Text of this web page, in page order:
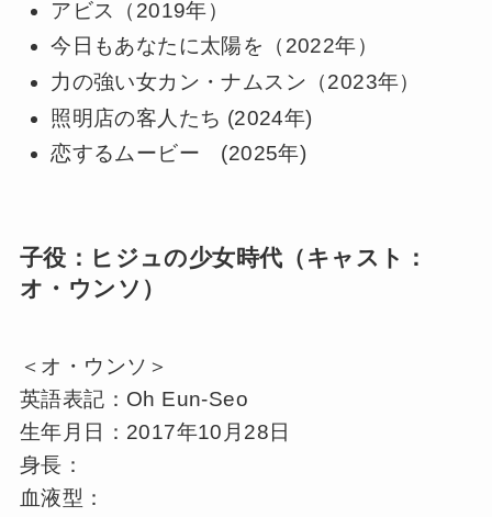
アビス（2019年）
今日もあなたに太陽を（2022年）
力の強い女カン・ナムスン（2023年）
照明店の客人たち (2024年)
恋するムービー (2025年)
子役：ヒジュの少女時代（キャスト：
オ・ウンソ）
＜オ・ウンソ＞
英語表記：Oh Eun-Seo
生年月日：2017年10月28日
身長：
血液型：